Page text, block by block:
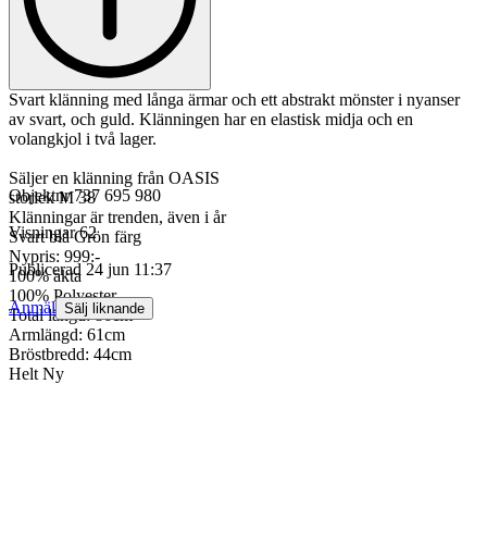
Svart klänning med långa ärmar och ett abstrakt mönster i nyanser
av svart, och guld. Klänningen har en elastisk midja och en
volangkjol i två lager.
Säljer en klänning från OASIS
storlek M 38
Klänningar är trenden, även i år
Svart blå Grön färg
Nypris: 999:-
100% äkta
100% Polyester
Total längd: 86cm
Armlängd: 61cm
Bröstbredd: 44cm
Helt Ny
Objektnr 737 695 980
Visningar 62
Publicerad 24 jun 11:37
Anmäl Sälj liknande